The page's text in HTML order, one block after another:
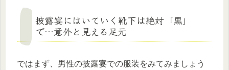
披露宴にはいていく靴下は絶対「黒」
で…意外と見える足元
ではまず、男性の披露宴での服装をみてみましょう